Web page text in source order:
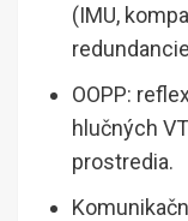
(IMU,
OOPP:
hlučných
prostredia.